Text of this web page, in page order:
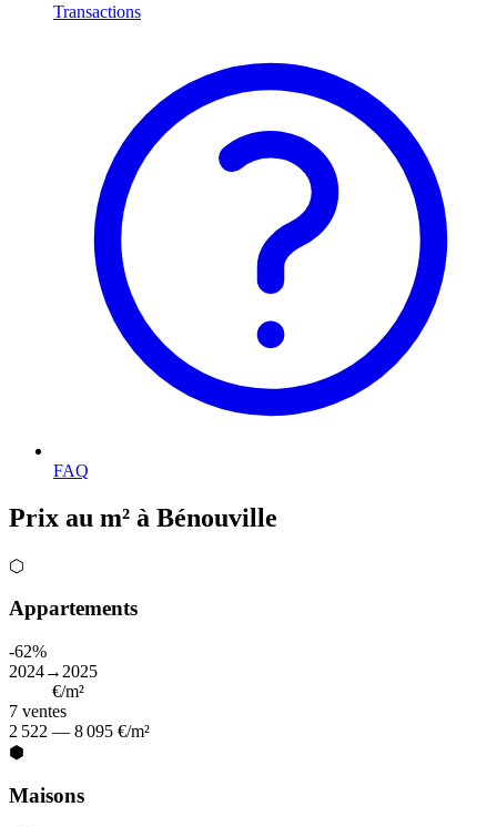
Transactions
FAQ
Prix au m² à Bénouville
⬡
Appartements
-62%
2024→2025
€/m²
7 ventes
2 522 — 8 095 €/m²
⬢
Maisons